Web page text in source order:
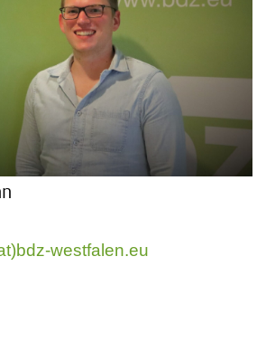
westfalen.eu